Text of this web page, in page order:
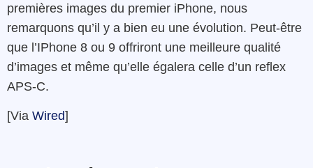
premières images du premier iPhone, nous
remarquons qu’il y a bien eu une évolution. Peut-être
que l’IPhone 8 ou 9 offriront une meilleure qualité
d’images et même qu’elle égalera celle d’un reflex
APS-C.
[Via Wired]